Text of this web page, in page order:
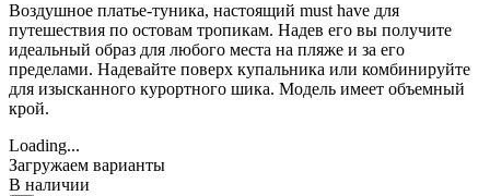
Воздушное платье-туника, настоящий must have для
путешествия по остовам тропикам. Надев его вы получите
идеальный образ для любого места на пляже и за его
пределами. Надевайте поверх купальника или комбинируйте
для изысканного курортного шика. Модель имеет объемный
крой.
Loading...
Загружаем варианты
В наличии